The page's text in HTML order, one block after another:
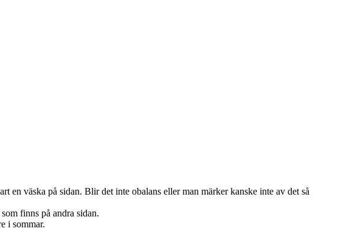
en väska på sidan. Blir det inte obalans eller man märker kanske inte av det så
finns på andra sidan.
i sommar.